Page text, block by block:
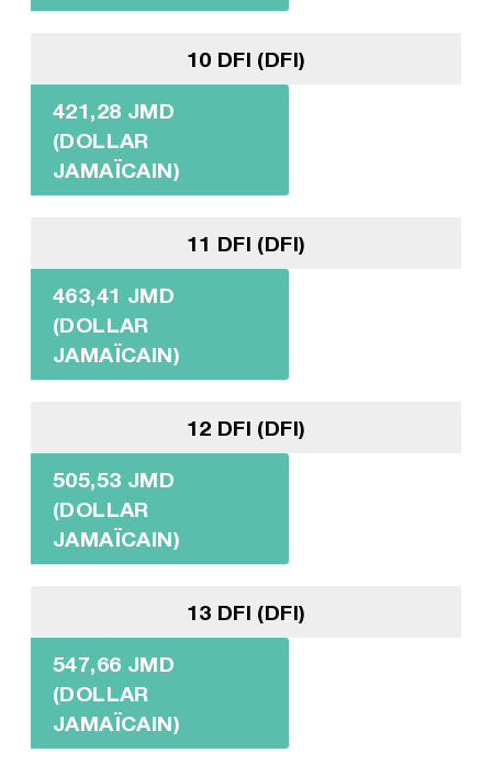
10 DFI (DFI)
421,28 JMD
(DOLLAR
JAMAÏCAIN)
11 DFI (DFI)
463,41 JMD
(DOLLAR
JAMAÏCAIN)
12 DFI (DFI)
505,53 JMD
(DOLLAR
JAMAÏCAIN)
13 DFI (DFI)
547,66 JMD
(DOLLAR
JAMAÏCAIN)